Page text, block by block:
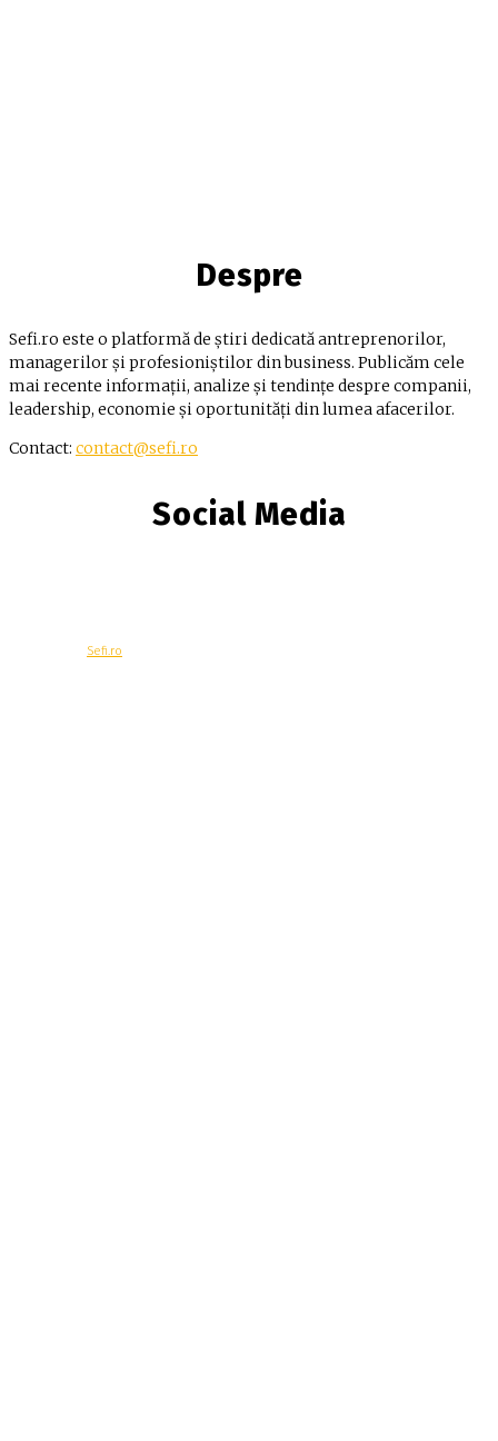
Despre
Sefi.ro este o platformă de știri dedicată antreprenorilor,
managerilor și profesioniștilor din business. Publicăm cele
mai recente informații, analize și tendințe despre companii,
leadership, economie și oportunități din lumea afacerilor.
Contact: contact@sefi.ro
Social Media
Sefi.ro